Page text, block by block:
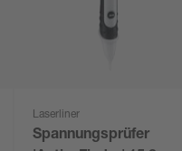
Laserliner
Spannungsprüfer